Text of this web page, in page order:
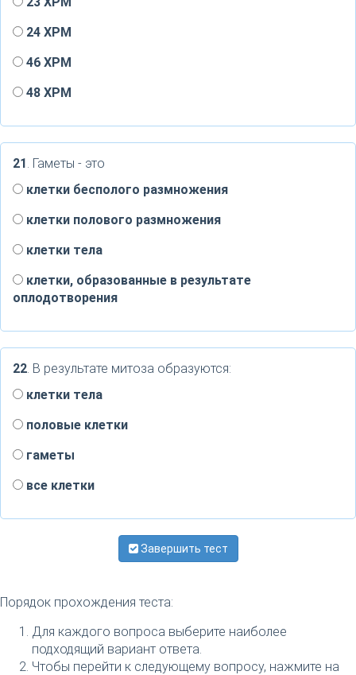
24 ХРМ
46 ХРМ
48 ХРМ
21. Гаметы - это
клетки бесполого размножения
клетки полового размножения
клетки тела
клетки, образованные в результате
оплодотворения
22. В результате митоза образуются:
клетки тела
половые клетки
гаметы
все клетки
Завершить тест
Порядок прохождения теста:
Для каждого вопроса выберите наиболее
подходящий вариант ответа.
Чтобы перейти к следующему вопросу, нажмите на